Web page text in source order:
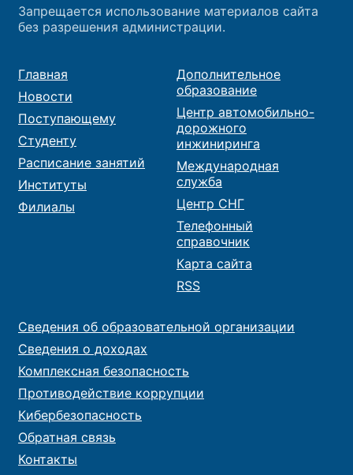
Запрещается использование материалов сайта
без разрешения администрации.
Главная
Новости
Поступающему
Студенту
Расписание занятий
Институты
Филиалы
Дополнительное
образование
Центр автомобильно-
дорожного
инжиниринга
Международная
служба
Центр СНГ
Телефонный
справочник
Карта сайта
RSS
Сведения об образовательной организации
Сведения о доходах
Комплексная безопасность
Противодействие коррупции
Кибербезопасность
Обратная связь
Контакты